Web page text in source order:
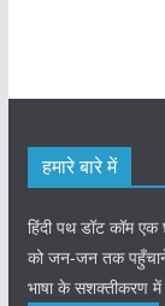
हमारे बारे में
हिंदी पथ डॉट कॉम एक
को जन-जन तक पहुँचाने
भाषा के सशक्तीकरण में